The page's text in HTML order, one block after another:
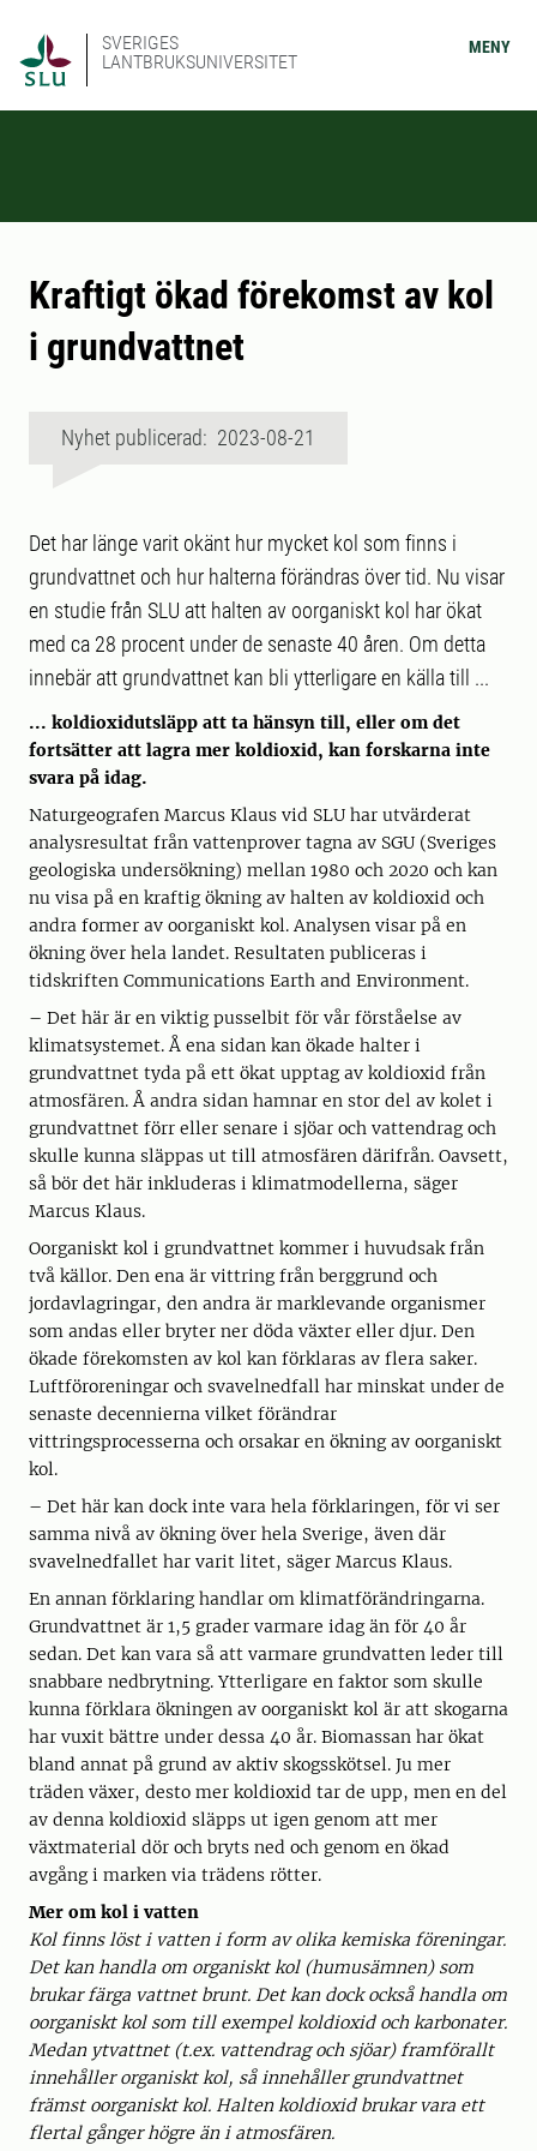
SVERIGES
LANTBRUKSUNIVERSITET
MENY
Kraftigt ökad förekomst av kol
i grundvattnet
Nyhet publicerad: 2023-08-21
Det har länge varit okänt hur mycket kol som finns i
grundvattnet och hur halterna förändras över tid. Nu visar
en studie från SLU att halten av oorganiskt kol har ökat
med ca 28 procent under de senaste 40 åren. Om detta
innebär att grundvattnet kan bli ytterligare en källa till ...
... koldioxidutsläpp att ta hänsyn till, eller om det
fortsätter att lagra mer koldioxid, kan forskarna inte
svara på idag.
Naturgeografen Marcus Klaus vid SLU har utvärderat
analysresultat från vattenprover tagna av SGU (Sveriges
geologiska undersökning) mellan 1980 och 2020 och kan
nu visa på en kraftig ökning av halten av koldioxid och
andra former av oorganiskt kol. Analysen visar på en
ökning över hela landet. Resultaten publiceras i
tidskriften Communications Earth and Environment.
– Det här är en viktig pusselbit för vår förståelse av
klimatsystemet. Å ena sidan kan ökade halter i
grundvattnet tyda på ett ökat upptag av koldioxid från
atmosfären. Å andra sidan hamnar en stor del av kolet i
grundvattnet förr eller senare i sjöar och vattendrag och
skulle kunna släppas ut till atmosfären därifrån. Oavsett,
så bör det här inkluderas i klimatmodellerna, säger
Marcus Klaus.
Oorganiskt kol i grundvattnet kommer i huvudsak från
två källor. Den ena är vittring från berggrund och
jordavlagringar, den andra är marklevande organismer
som andas eller bryter ner döda växter eller djur. Den
ökade förekomsten av kol kan förklaras av flera saker.
Luftföroreningar och svavelnedfall har minskat under de
senaste decennierna vilket förändrar
vittringsprocesserna och orsakar en ökning av oorganiskt
kol.
– Det här kan dock inte vara hela förklaringen, för vi ser
samma nivå av ökning över hela Sverige, även där
svavelnedfallet har varit litet, säger Marcus Klaus.
En annan förklaring handlar om klimatförändringarna.
Grundvattnet är 1,5 grader varmare idag än för 40 år
sedan. Det kan vara så att varmare grundvatten leder till
snabbare nedbrytning. Ytterligare en faktor som skulle
kunna förklara ökningen av oorganiskt kol är att skogarna
har vuxit bättre under dessa 40 år. Biomassan har ökat
bland annat på grund av aktiv skogsskötsel. Ju mer
träden växer, desto mer koldioxid tar de upp, men en del
av denna koldioxid släpps ut igen genom att mer
växtmaterial dör och bryts ned och genom en ökad
avgång i marken via trädens rötter.
Mer om kol i vatten
Kol finns löst i vatten i form av olika kemiska föreningar.
Det kan handla om organiskt kol (humusämnen) som
brukar färga vattnet brunt. Det kan dock också handla om
oorganiskt kol som till exempel koldioxid och karbonater.
Medan ytvattnet (t.ex. vattendrag och sjöar) framförallt
innehåller organiskt kol, så innehåller grundvattnet
främst oorganiskt kol. Halten koldioxid brukar vara ett
flertal gånger högre än i atmosfären.